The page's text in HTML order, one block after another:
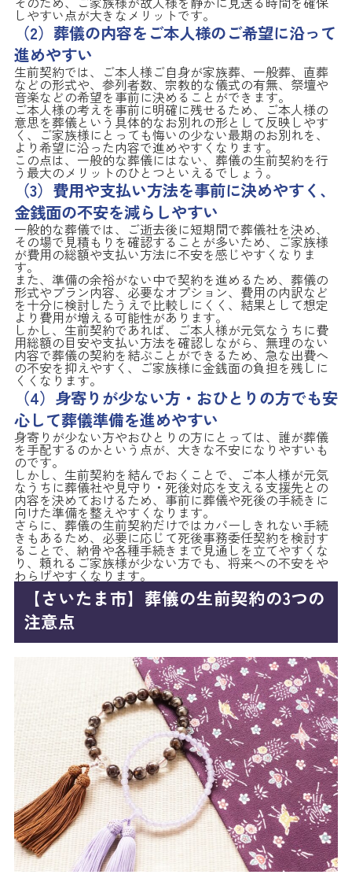
しやすい点が大きなメリットです。
（2）葬儀の内容をご本人様のご希望に沿って
進めやすい
生前契約では、ご本人様ご自身が家族葬、一般葬、直葬
などの形式や、参列者数、宗教的な儀式の有無、祭壇や
音楽などの希望を事前に決めることができます。
ご本人様の考えを事前に明確に残せるため、ご本人様の
意思を葬儀という具体的なお別れの形として反映しやす
く、ご家族様にとっても悔いの少ない最期のお別れを、
より希望に沿った内容で進めやすくなります。
この点は、一般的な葬儀にはない、葬儀の生前契約を行
う最大のメリットのひとつといえるでしょう。
（3）費用や支払い方法を事前に決めやすく、
金銭面の不安を減らしやすい
一般的な葬儀では、ご逝去後に短期間で葬儀社を決め、
その場で見積もりを確認することが多いため、ご家族様
が費用の総額や支払い方法に不安を感じやすくなりま
す。
また、準備の余裕がない中で契約を進めるため、葬儀の
形式やプラン内容、必要なオプション、費用の内訳など
を十分に検討したうえで比較しにくく、結果として想定
より費用が増える可能性があります。
しかし、生前契約であれば、ご本人様が元気なうちに費
用総額の目安や支払い方法を確認しながら、無理のない
内容で葬儀の契約を結ぶことができるため、急な出費へ
の不安を抑えやすく、ご家族様に金銭面の負担を残しに
くくなります。
（4）身寄りが少ない方・おひとりの方でも安
心して葬儀準備を進めやすい
身寄りが少ない方やおひとりの方にとっては、誰が葬儀
を手配するのかという点が、大きな不安になりやすいも
のです。
しかし、生前契約を結んでおくことで、ご本人様が元気
なうちに葬儀社や見守り・死後対応を支える支援先との
内容を決めておけるため、事前に葬儀や死後の手続きに
向けた準備を整えやすくなります。
さらに、葬儀の生前契約だけではカバーしきれない手続
きもあるため、必要に応じて死後事務委任契約を検討す
ることで、納骨や各種手続きまで見通しを立てやすくな
り、頼れるご家族様が少ない方でも、将来への不安をや
わらげやすくなります。
【さいたま市】葬儀の生前契約の3つの
注意点